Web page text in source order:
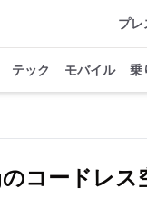
プレ
テック モバイル 乗
コードレ